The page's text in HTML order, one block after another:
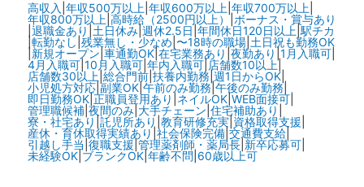
高収入 年収500万以上 年収600万以上 年収700万以上
年収800万以上 高時給（2500円以上）| ボーナス・賞与あり
退職金あり 土日休み| 週休2.5日 年間休日120日以上 駅チカ
|転勤なし 残業無し・少なめ 〜18時の職場| 土日祝も勤務OK
|新規オープン 車通勤OK|在宅業務あり 夜勤あり 1月入職可|
4月入職可| 10月入職可| 年内入職可| 店舗数10以上|
店舗数30以上 総合門前| 扶養内勤務 週1日からOK|
小児処方対応| 副業OK| 午前のみ勤務| 午後のみ勤務|
即日勤務OK| 正職員登用あり ネイルOK| WEB面接可|
管理職候補| 夜間のみ| 大手チェーン 住宅補助あり
寮・社宅あり 託児所あり 教育研修充実| 資格取得支援
産休・育休取得実績あり 社会保険完備| 交通費支給|
引越し手当 復職支援 |管理薬剤師・薬局長| 新卒応募可|
未経験OK| ブランクOK| 年齢不問 60歳以上可